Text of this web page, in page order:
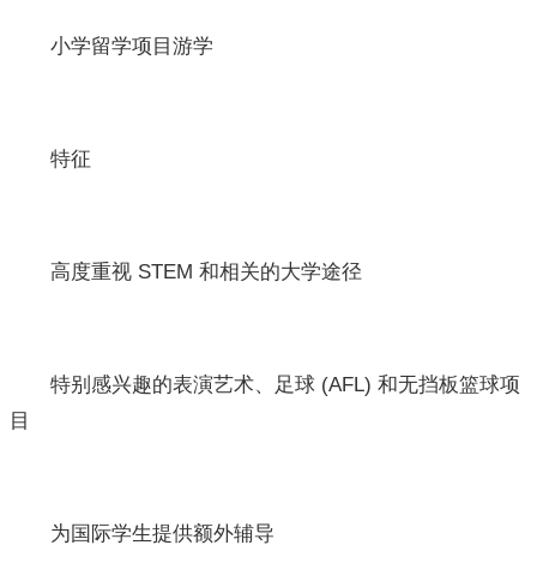
小学留学项目游学
特征
高度重视 STEM 和相关的大学途径
特别感兴趣的表演艺术、足球 (AFL) 和无挡板篮球项
目
为国际学生提供额外辅导